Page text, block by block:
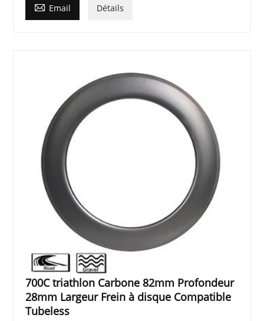
 Email Détails
700C triathlon Carbone 82mm Profondeur
28mm Largeur Frein à disque Compatible
Tubeless